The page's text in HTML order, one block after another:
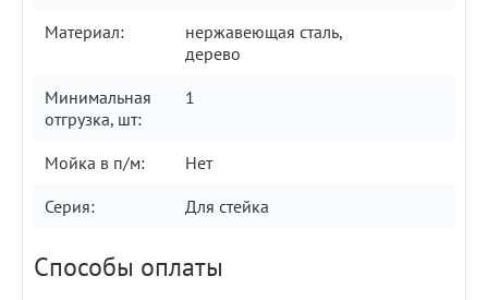
Материал:
нержавеющая сталь,
дерево
Минимальная
отгрузка, шт:
1
Мойка в п/м:
Нет
Серия:
Для стейка
Способы оплаты